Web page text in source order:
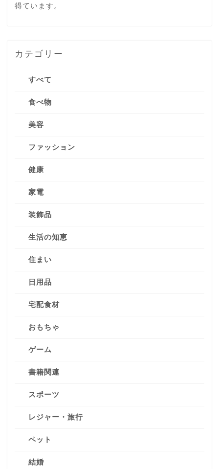
得ています。
カテゴリー
すべて
食べ物
美容
ファッション
健康
家電
装飾品
生活の知恵
住まい
日用品
宅配食材
おもちゃ
ゲーム
書籍関連
スポーツ
レジャー・旅行
ペット
結婚